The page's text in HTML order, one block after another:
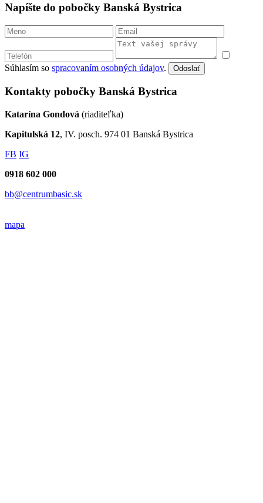
Napíšte do pobočky Banská Bystrica
Súhlasím so spracovaním osobných údajov. Odoslať
Kontakty pobočky Banská Bystrica
Katarína Gondová (riaditeľka)
Kapitulská 12, IV. posch. 974 01 Banská Bystrica
FB IG
0918 602 000
bb@centrumbasic.sk
mapa